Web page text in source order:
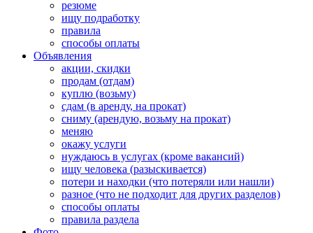
резюме
ищу подработку
правила
способы оплаты
Объявления
акции, скидки
продам (отдам)
куплю (возьму)
сдам (в аренду, на прокат)
сниму (арендую, возьму на прокат)
меняю
окажу услуги
нуждаюсь в услугах (кроме вакансий)
ищу человека (разыскивается)
потери и находки (что потеряли или нашли)
разное (что не подходит для других разделов)
способы оплаты
правила раздела